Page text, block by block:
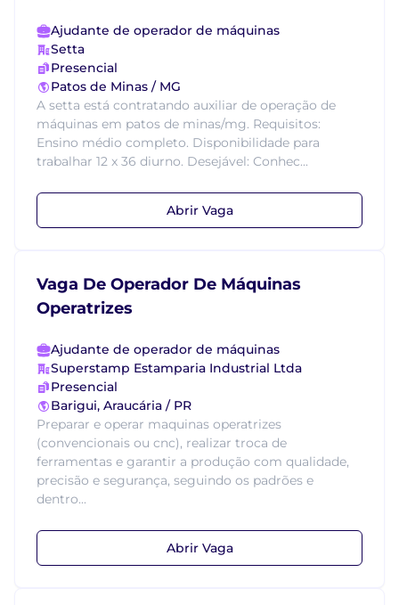
Ajudante de operador de máquinas
Setta
Presencial
Patos de Minas / MG
A setta está contratando auxiliar de operação de
máquinas em patos de minas/mg. Requisitos:
Ensino médio completo. Disponibilidade para
trabalhar 12 x 36 diurno. Desejável: Conhec...
Abrir Vaga
Vaga De Operador De Máquinas
Operatrizes
Ajudante de operador de máquinas
Superstamp Estamparia Industrial Ltda
Presencial
Barigui, Araucária / PR
Preparar e operar maquinas operatrizes
(convencionais ou cnc), realizar troca de
ferramentas e garantir a produção com qualidade,
precisão e segurança, seguindo os padrões e
dentro...
Abrir Vaga